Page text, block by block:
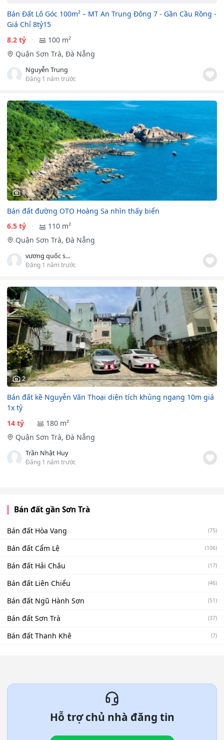
Bán Đất Lô Góc 100m² – MT An Trung Đông 7 - Gần Cầu Rồng -
Giá Chỉ 8tỷ15
8.2 tỷ
100 m²
Quận Sơn Trà, Đà Nẵng
Nguyễn Trung
Đăng 1 năm trước
1
Bán đất đường OTO Hoàng Sa nhìn thấy biển
6.5 tỷ
110 m²
Quận Sơn Trà, Đà Nẵng
vương quốc sơn hà
Đăng 1 năm trước
2
Bán đất kề Nguyễn Văn Thoại diện tích khủng ngang 10m giá
1x tỷ
14 tỷ
180 m²
Quận Sơn Trà, Đà Nẵng
Trần Nhật Huy
Đăng 1 năm trước
Bán đất gần Sơn Trà
Bán đất Hòa Vang (75)
Bán đất Cẩm Lệ (106)
Bán đất Hải Châu (17)
Bán đất Liên Chiểu (46)
Bán đất Ngũ Hành Sơn (51)
Bán đất Sơn Trà (37)
Bán đất Thanh Khê (7)
Hỗ trợ chủ nhà đăng tin